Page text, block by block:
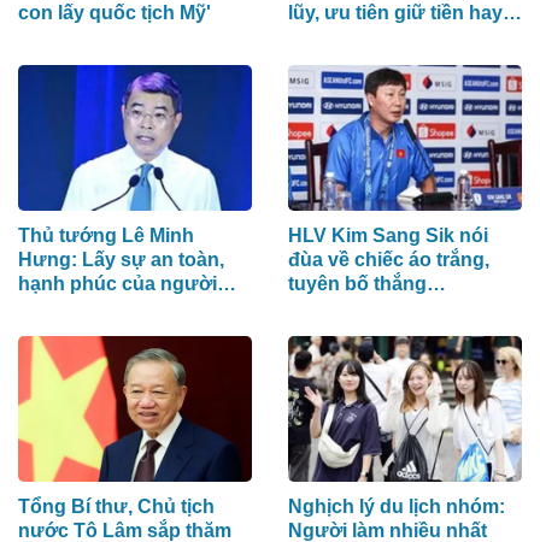
con lấy quốc tịch Mỹ'
lũy, ưu tiên giữ tiền hay
Thủ tướng Lê Minh
Hưng: Lấy sự an toàn,
hạnh phúc của người
ninh mạng
HLV Kim Sang Sik nói
đùa về chiếc áo trắng,
tuyên bố thắng
hình mạnh nhất
Tổng Bí thư, Chủ tịch
nước Tô Lâm sắp thăm
Nghịch lý du lịch nhóm:
Người làm nhiều nhất